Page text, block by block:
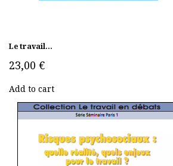
Le travail...
23,00 €
Add to cart